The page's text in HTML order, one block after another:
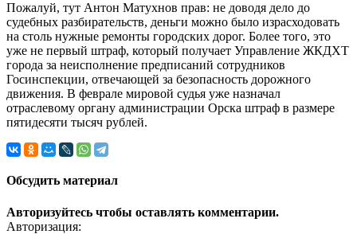
Пожалуй, тут Антон Матухнов прав: не доводя дело до
судебных разбирательств, деньги можно было израсходовать
на столь нужные ремонты городских дорог. Более того, это
уже не первый штраф, который получает Управление ЖКДХТ
города за неисполнение предписаний сотрудников
Госинспекции, отвечающей за безопасность дорожного
движения. В феврале мировой судья уже назначал
отраслевому органу администрации Орска штраф в размере
пятидесяти тысяч рублей.
Обсудить материал
Авторизуйтесь чтобы оставлять комментарии.
Авторизация: